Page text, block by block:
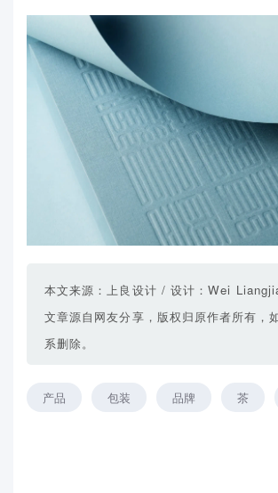
本文来源：上良设计 / 设计：Wei
文章源自网友分享，版权归原作者所有，
系删除。
产品 包装 品牌 茶